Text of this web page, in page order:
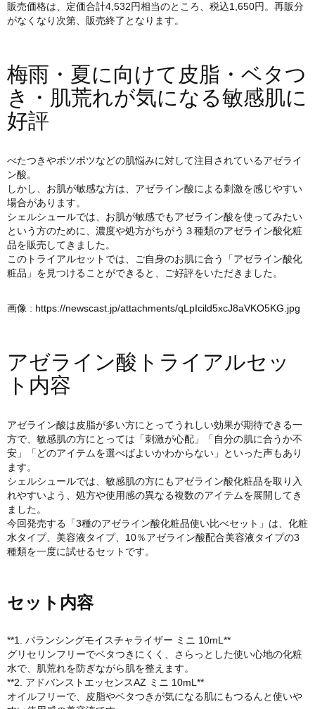
販売価格は、定価合計4,532円相当のところ、税込1,650円。再販分
がなくなり次第、販売終了となります。
梅雨・夏に向けて皮脂・ベタつ
き・肌荒れが気になる敏感肌に
好評
べたつきやポツポツなどの肌悩みに対して注目されているアゼライ
ン酸。
しかし、お肌が敏感な方は、アゼライン酸による刺激を感じやすい
場合があります。
シェルシュールでは、お肌が敏感でもアゼライン酸を使ってみたい
という方のために、濃度や処方がちがう３種類のアゼライン酸化粧
品を販売してきました。
このトライアルセットでは、ご自身のお肌に合う「アゼライン酸化
粧品」を見つけることができると、ご好評をいただきました。
画像 : https://newscast.jp/attachments/qLpIcild5xcJ8aVKO5KG.jpg
アゼライン酸トライアルセッ
ト内容
アゼライン酸は皮脂が多い方にとってうれしい効果が期待できる一
方で、敏感肌の方にとっては「刺激が心配」「自分の肌に合うか不
安」「どのアイテムを選べばよいかわからない」といった声もあり
ます。
シェルシュールでは、敏感肌の方にもアゼライン酸化粧品を取り入
れやすいよう、処方や使用感の異なる複数のアイテムを展開してき
ました。
今回発売する「3種のアゼライン酸化粧品使い比べセット」は、化粧
水タイプ、美容液タイプ、10％アゼライン酸配合美容液タイプの3
種類を一度に試せるセットです。
セット内容
**1. バランシングモイスチャライザー ミニ 10mL**
グリセリンフリーでベタつきにくく、さらっとした使い心地の化粧
水で、肌荒れを防ぎながら肌を整えます。
**2. アドバンストエッセンスAZ ミニ 10mL**
オイルフリーで、皮脂やベタつきが気になる肌にもつるんと使いや